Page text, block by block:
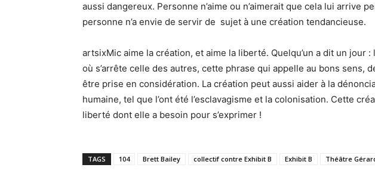
aussi dangereux. Personne n’aime ou n’aimerait que cela lui arrive
personne n’a envie de servir de sujet à une création tendancieuse.
artsixMic aime la création, et aime la liberté. Quelqu’un a dit un jour
où s’arrête celle des autres, cette phrase qui appelle au bons sens,
être prise en considération. La création peut aussi aider à la
humaine, tel que l’ont été l’esclavagisme et la colonisation. Cette
liberté dont elle a besoin pour s’exprimer !
TAGS 104 Brett Bailey collectif contre Exhibit B Exhibit B Théâtre